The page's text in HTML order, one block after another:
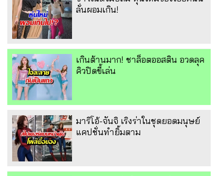
ลั่นผอมเกิน!
เกินต้านมาก! ชาล็อตออสติน อวดลุค
คิวปิดขี้เล่น
มาริโอ้-จันจิ เริงร่าในชุดยอดมนุษย์
แคปชั่นทำยิ้มตาม